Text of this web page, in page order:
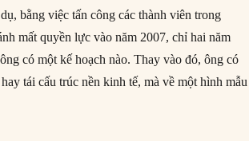
bằng việc tấn công các thành viên trong
mất quyền lực vào năm 2007, chỉ hai năm
có một kế hoạch nào. Thay vào đó, ông có
tái cấu trúc nền kinh tế, mà về một hình mẫu